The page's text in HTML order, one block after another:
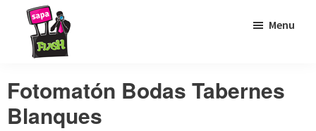
Saltar
principal
Saltar
contenido
Saltar
página
para
bodas
Menu
Fotomatón Bodas Tabernes
Blanques